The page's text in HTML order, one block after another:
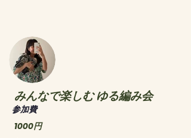
みんなで楽しむ ゆる編み会
​参加費
1000円